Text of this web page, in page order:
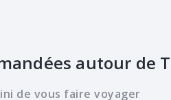
autour de
de vous faire voyager